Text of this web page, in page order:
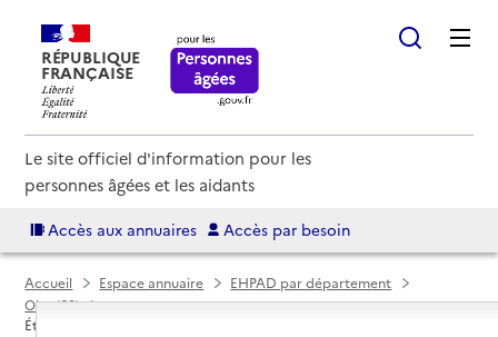
RÉPUBLIQUE
FRANÇAISE
Le site officiel d'information pour les
personnes âgées et les aidants
Accès aux annuaires Accès par besoin
Accueil Espace annuaire
EHPAD par département
Oise (60)
Établissement d'hébergement pour personnes âgées dépendantes